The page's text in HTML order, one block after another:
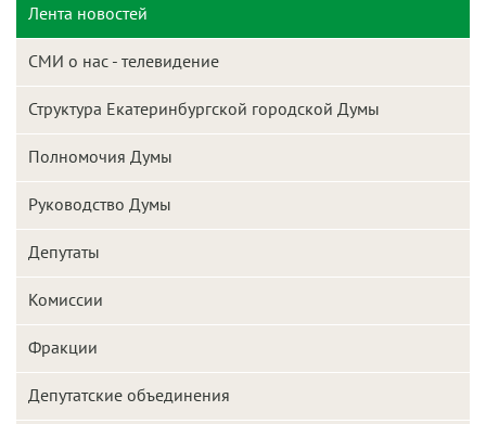
Лента новостей
СМИ о нас - телевидение
Структура Екатеринбургской городской Думы
Полномочия Думы
Руководство Думы
Депутаты
Комиссии
Фракции
Депутатские объединения